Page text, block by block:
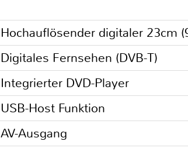
Hochauflösender digitaler 23cm
Digitales Fernsehen (DVB-T)
Integrierter DVD-Player
USB-Host Funktion
AV-Ausgang